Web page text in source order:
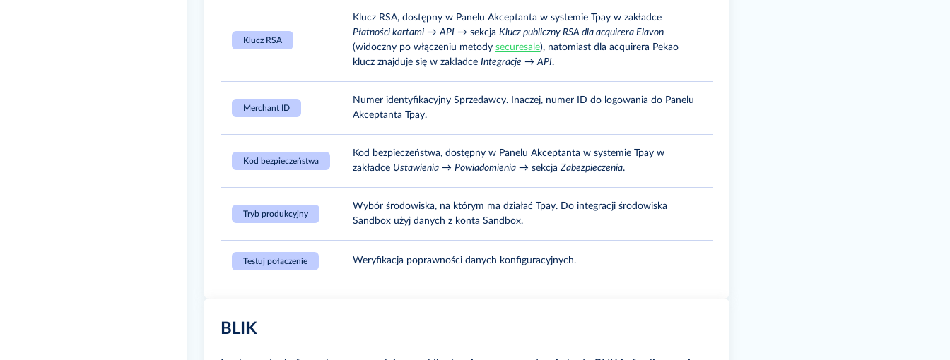
Klucz RSA
Klucz RSA, dostępny w Panelu Akceptanta w systemie Tpay w zakładce
Płatności kartami →API → sekcja Klucz publiczny RSA dla acquirera Elavon
(widoczny po włączeniu metody securesale), natomiast dla acquirera Pekao
klucz znajduje się w zakładce Integracje →API.
Merchant ID
Numer identyfikacyjny Sprzedawcy. Inaczej, numer ID do logowania do Panelu
Akceptanta Tpay.
Kod bezpieczeństwa
Kod bezpieczeństwa, dostępny w Panelu Akceptanta w systemie Tpay w
zakładce Ustawienia → Powiadomienia → sekcja Zabezpieczenia.
Tryb produkcyjny
Wybór środowiska, na którym ma działać Tpay. Do integracji środowiska
Sandbox użyj danych z konta Sandbox.
Testuj połączenie Weryfikacja poprawności danych konfiguracyjnych.
BLIK